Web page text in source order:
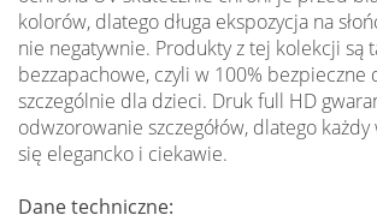
kolorów, dlatego długa ekspozycja na
nie negatywnie. Produkty z tej kolekcji są
bezzapachowe, czyli w 100%
szczególnie dla dzieci. Druk full HD
odwzorowanie szczegółów, dlatego
się elegancko i ciekawie.
Dane techniczne: